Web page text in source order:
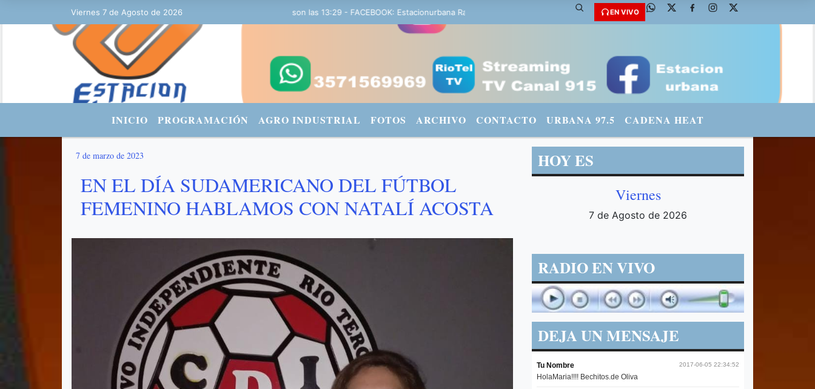
Viernes 7 de Agosto de 2026
Hoy es Viernes 7 de Agosto de 2026 y son las 13:29 - FACEBOOK: Estacionurbana Radiourbana - TWITTER: @fmradiourbana - INSTAGRAM: urbanario3 WHATSAPP: 3571569969
EN VIVO
INICIO PROGRAMACIÓN AGRO INDUSTRIAL FOTOS ARCHIVO CONTACTO URBANA 97.5 CADENA HEAT
7 de marzo de 2023
EN EL DÍA SUDAMERICANO DEL FÚTBOL
FEMENINO HABLAMOS CON NATALÍ ACOSTA
HOY ES
Viernes
7 de Agosto de 2026
RADIO EN VIVO
DEJA UN MENSAJE